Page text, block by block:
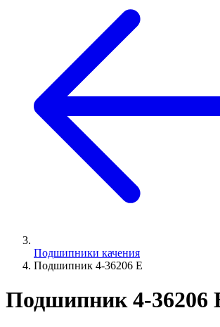
Подшипники качения
Подшипник 4-36206 Е
Подшипник 4-36206